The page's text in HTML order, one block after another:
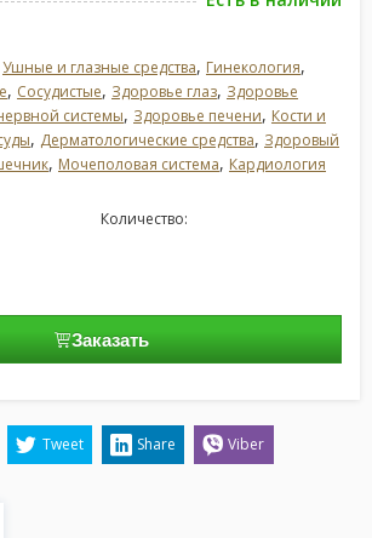
Ушные и глазные средства, Гинекология,
, Сосудистые, Здоровье глаз, Здоровье
системы, Здоровье печени, Кости и
, Дерматологические средства, Здоровый
, Мочеполовая система, Кардиология
Количество:
Заказать
Tweet Share Viber